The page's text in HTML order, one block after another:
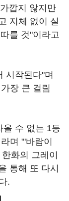
깝지 않지만
지체 없이 실
를 것"이라고
시작된다"며
장 큰 걸림
올 수 없는 1등
며 "'바람이
화의 그레이
통해 또 다시
.